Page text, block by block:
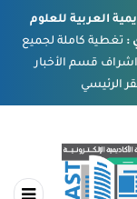
العربية للعلوم
: تغطية كاملة لجميع
قسم الأخبار